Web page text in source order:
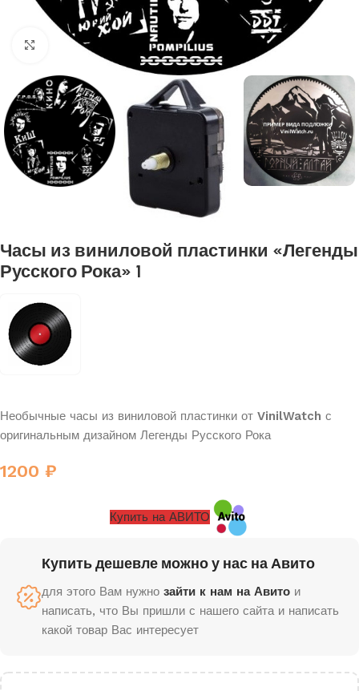
Нажмите, чтобы увеличить
Часы из виниловой пластинки «Легенды
Русского Рока» 1
Необычные часы из виниловой пластинки от VinilWatch с
оригинальным дизайном Легенды Русского Рока
1200 ₽
Купить на АВИТО
Купить дешевле можно у нас на Авито
для этого Вам нужно зайти к нам на Авито и
написать, что Вы пришли с нашего сайта и написать
какой товар Вас интересует